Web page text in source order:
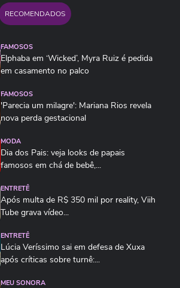
RECOMENDADOS
FAMOSOS
Elphaba em ‘Wicked’, Myra Ruiz é pedida
em casamento no palco
FAMOSOS
'Parecia um milagre': Mariana Rios revela
nova perda gestacional
MODA
Dia dos Pais: veja looks de papais
famosos em chá de bebê,...
ENTRETÊ
Após multa de R$ 350 mil por reality, Viih
Tube grava vídeo...
ENTRETÊ
Lúcia Veríssimo sai em defesa de Xuxa
após críticas sobre turnê:...
MEU SONORA